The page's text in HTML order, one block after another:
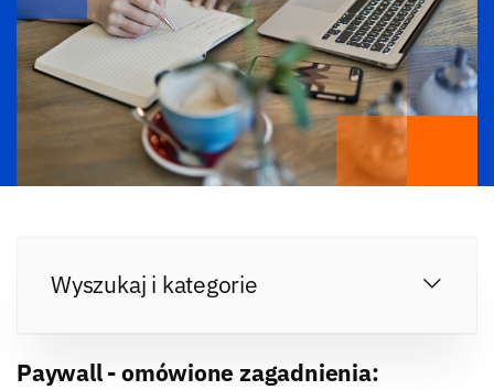
Wyszukaj i kategorie
Paywall - omówione zagadnienia: